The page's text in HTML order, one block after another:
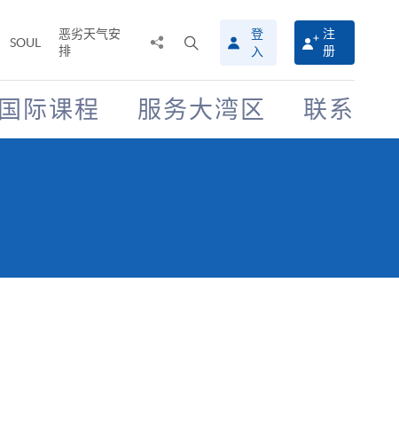
SOUL
恶劣天气安
排
搜
寻
介
面
登
入
注
册
国际课程 服务大湾区 联系